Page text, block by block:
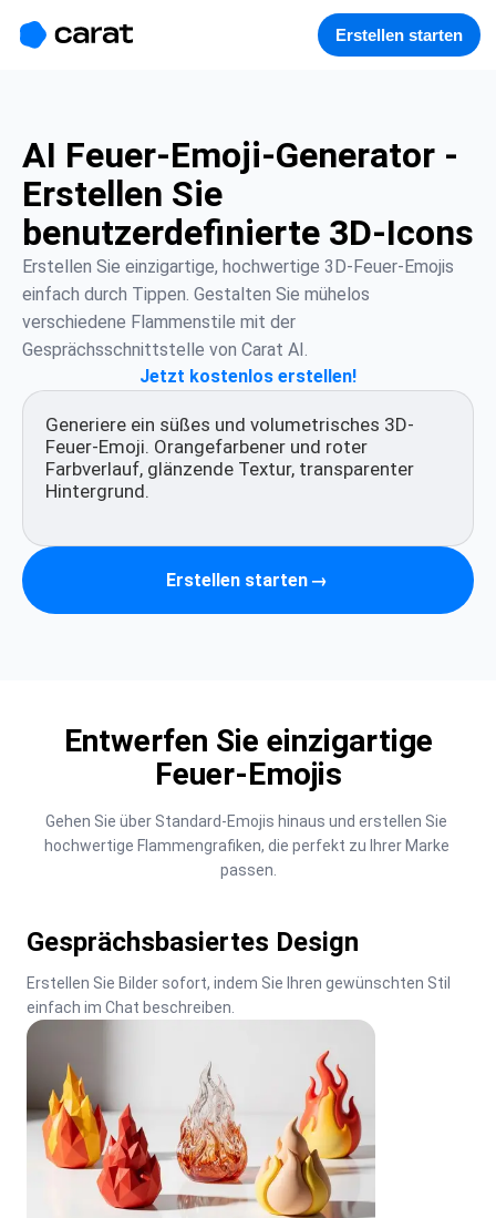
Erstellen starten
AI Feuer-Emoji-Generator -
Erstellen Sie
benutzerdefinierte 3D-Icons
Erstellen Sie einzigartige, hochwertige 3D-Feuer-Emojis
einfach durch Tippen. Gestalten Sie mühelos
verschiedene Flammenstile mit der
Gesprächsschnittstelle von Carat AI.
Jetzt kostenlos erstellen!
Erstellen starten →
Entwerfen Sie einzigartige
Feuer-Emojis
Gehen Sie über Standard-Emojis hinaus und erstellen Sie
hochwertige Flammengrafiken, die perfekt zu Ihrer Marke
passen.
Gesprächsbasiertes Design
Erstellen Sie Bilder sofort, indem Sie Ihren gewünschten Stil
einfach im Chat beschreiben.